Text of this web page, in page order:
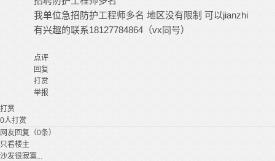
我单位急招防护工程师多名 地区没有限制 可以jianzhi
有兴趣的联系18127784864（vx同号）
点评
回复
打赏
举报
打赏
0人打赏
网友回复（0条）
只看楼主
沙发很寂寞...